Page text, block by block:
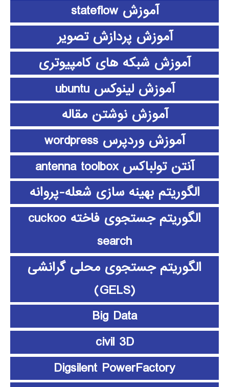
آموزش stateflow
آموزش پردازش تصویر
آموزش شبکه های کامپیوتری
آموزش لینوکس ubuntu
آموزش نوشتن مقاله
آموزش وردپرس wordpress
آنتن تولباکس antenna toolbox
الگوریتم بهینه سازی شعله-پروانه
الگوریتم جستجوی فاخته cuckoo
search
الگوریتم جستجوی محلی گرانشی
(GELS)
Big Data
civil 3D
Digsilent PowerFactory